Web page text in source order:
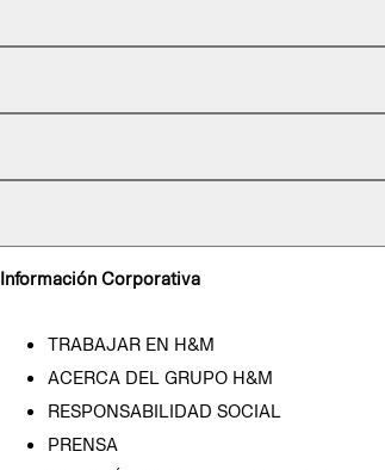
Información Corporativa
TRABAJAR EN H&M
ACERCA DEL GRUPO H&M
RESPONSABILIDAD SOCIAL
PRENSA